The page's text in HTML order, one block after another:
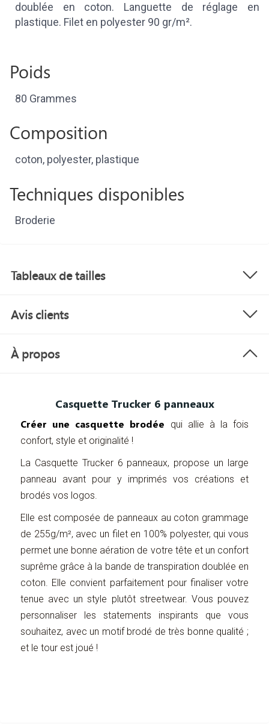
doublée en coton. Languette de réglage en
plastique. Filet en polyester 90 gr/m².
Poids
80 Grammes
Composition
coton, polyester, plastique
Techniques disponibles
Broderie
Tableaux de tailles
Avis clients
À propos
Casquette Trucker 6 panneaux
Créer une casquette brodée qui allie à la fois
confort, style et originalité !
La Casquette Trucker 6 panneaux, propose un large
panneau avant pour y imprimés vos créations et
brodés vos logos.
Elle est composée de panneaux au coton grammage
de 255g/m², avec un filet en 100% polyester, qui vous
permet une bonne aération de votre tête et un confort
suprême grâce à la bande de transpiration doublée en
coton. Elle convient parfaitement pour finaliser votre
tenue avec un style plutôt streetwear. Vous pouvez
personnaliser les statements inspirants que vous
souhaitez, avec un motif brodé de très bonne qualité ;
et le tour est joué !